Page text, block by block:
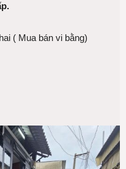
( Mua bán vi bằng)